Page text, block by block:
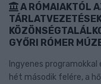
A RÓMAIAKTÓL
GYŐRI RÓMER
Ingyenes
hét második felére, a